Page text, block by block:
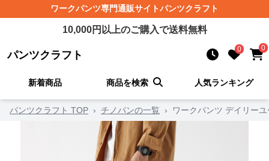
ワークパンツ専門通販サイトパンツクラフト
10,000円以上のご購入で送料無料
パンツクラフト 0 0
新着商品 商品を検索 人気ランキング
パンツクラフト TOP › チノパンの一覧 › ワークパンツ デイリー